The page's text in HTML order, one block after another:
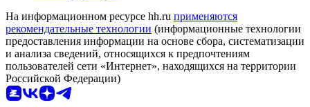
На информационном ресурсе hh.ru применяются
рекомендательные технологии (информационные технологии
предоставления информации на основе сбора, систематизации
и анализа сведений, относящихся к предпочтениям
пользователей сети «Интернет», находящихся на территории
Российской Федерации)